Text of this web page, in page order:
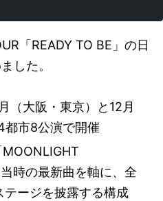
「READY TO BE」の日
した。
（大阪・東京）と12月
都市8公演で開催
MOONLIGHT
時の最新曲を軸に、全
ージを披露する構成